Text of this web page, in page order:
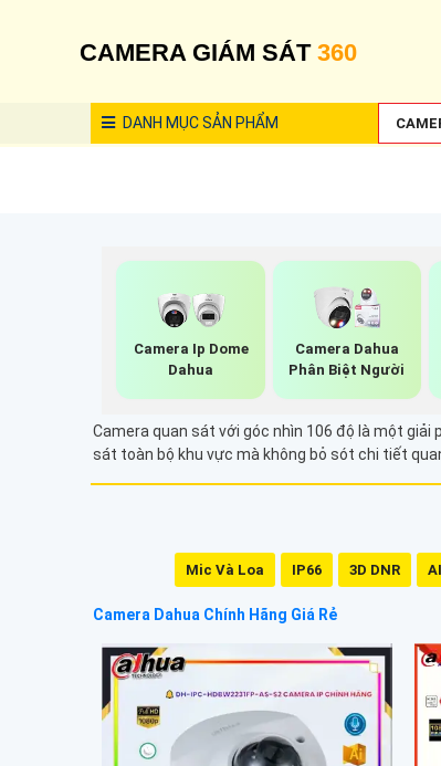
CAMERA GIÁM SÁT 360
DANH MỤCSẢN PHẨM
Camera Ip Dome
Dahua
Camera Dahua
Phân Biệt Người
Camera quan sát với góc nhìn 106 độ là một
sát toàn bộ khu vực mà không bỏ sót chi tiết
Mic Và Loa IP66 3D DNR AI
Camera Dahua Chính Hãng Giá Rẻ